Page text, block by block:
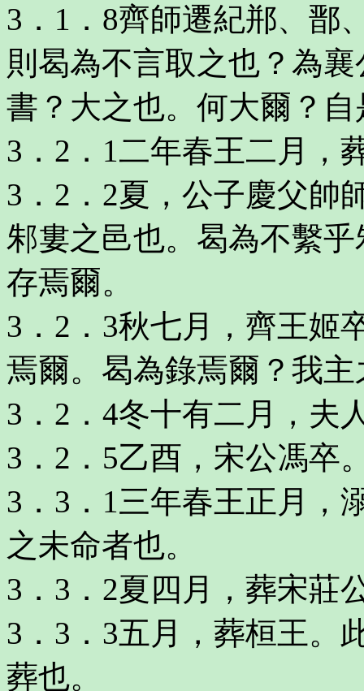
3．1．8齊師遷紀郱、鄑
則曷為不言取之也？為
書？大之也。何大爾？
3．2．1二年春王二月，
3．2．2夏，公子慶父帥
邾婁之邑也。曷為不繫
存焉爾。
3．2．3秋七月，齊王姬
焉爾。曷為錄焉爾？我主
3．2．4冬十有二月，夫
3．2．5乙酉，宋公馮卒
3．3．1三年春王正月，
之未命者也。
3．3．2夏四月，葬宋莊
3．3．3五月，葬桓王。
葬也。